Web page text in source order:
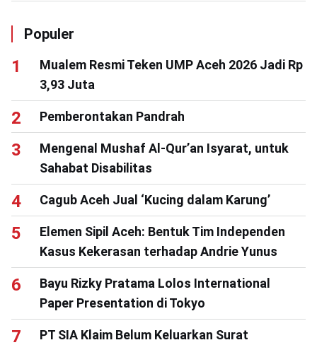
Populer
Mualem Resmi Teken UMP Aceh 2026 Jadi Rp
3,93 Juta
Pemberontakan Pandrah
Mengenal Mushaf Al-Qur’an Isyarat, untuk
Sahabat Disabilitas
Cagub Aceh Jual ‘Kucing dalam Karung’
Elemen Sipil Aceh: Bentuk Tim Independen
Kasus Kekerasan terhadap Andrie Yunus
Bayu Rizky Pratama Lolos International
Paper Presentation di Tokyo
PT SIA Klaim Belum Keluarkan Surat